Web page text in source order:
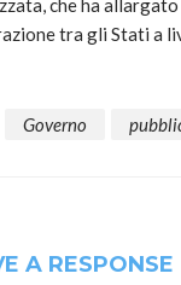
che ha
tra gli Stati a
Governo
A RESPONSE